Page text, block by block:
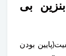
بی
بودن